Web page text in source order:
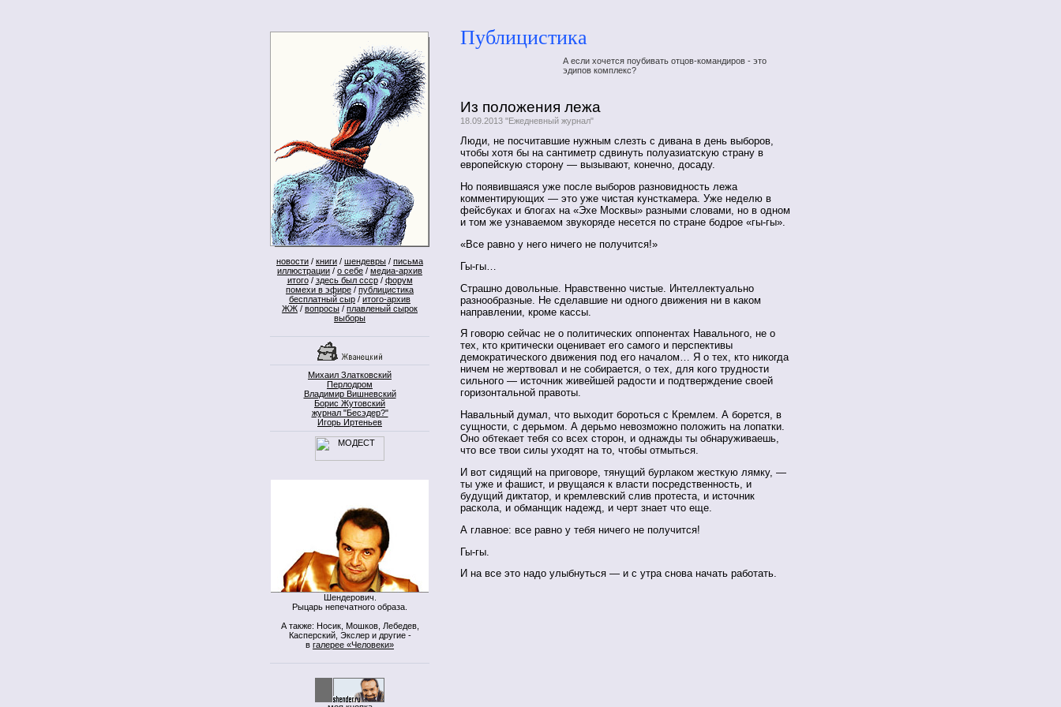
новости / книги / шендевры / письма
иллюстрации / о себе / медиа-архив
итого/ здесь был ссср/ форум
помехи в эфире / публицистика
бесплатный сыр / итого-архив
ЖЖ / вопросы / плавленый сырок
выборы
Михаил Златковский
Перлодром
Владимир Вишневский
Борис Жутовский
журнал "Бесэдер?"
Игорь Иртеньев
Шендерович.
Рыцарь непечатного образа.
А также: Носик, Мошков, Лебедев,
Касперский, Экслер и другие -
в галерее «Человеки»
Публицистика
А если хочется поубивать отцов-командиров - это
эдипов комплекс?
Из положения лежа
18.09.2013 "Ежедневный журнал"
Люди, не посчитавшие нужным слезть с дивана в день выборов,
чтобы хотя бы на сантиметр сдвинуть полуазиатскую страну в
европейскую сторону — вызывают, конечно, досаду.
Но появившаяся уже после выборов разновидность лежа
комментирующих — это уже чистая кунсткамера. Уже неделю в
фейсбуках и блогах на «Эхе Москвы» разными словами, но в одном
и том же узнаваемом звукоряде несется по стране бодрое «гы-гы».
«Все равно у него ничего не получится!»
Гы-гы…
Страшно довольные. Нравственно чистые. Интеллектуально
разнообразные. Не сделавшие ни одного движения ни в каком
направлении, кроме кассы.
Я говорю сейчас не о политических оппонентах Навального, не о
тех, кто критически оценивает его самого и перспективы
демократического движения под его началом… Я о тех, кто никогда
ничем не жертвовал и не собирается, о тех, для кого трудности
сильного — источник живейшей радости и подтверждение своей
горизонтальной правоты.
Навальный думал, что выходит бороться с Кремлем. А борется, в
сущности, с дерьмом. А дерьмо невозможно положить на лопатки.
Оно обтекает тебя со всех сторон, и однажды ты обнаруживаешь,
что все твои силы уходят на то, чтобы отмыться.
И вот сидящий на приговоре, тянущий бурлаком жесткую лямку, —
ты уже и фашист, и рвущаяся к власти посредственность, и
будущий диктатор, и кремлевский слив протеста, и источник
раскола, и обманщик надежд, и черт знает что еще.
А главное: все равно у тебя ничего не получится!
Гы-гы.
И на все это надо улыбнуться — и с утра снова начать работать.